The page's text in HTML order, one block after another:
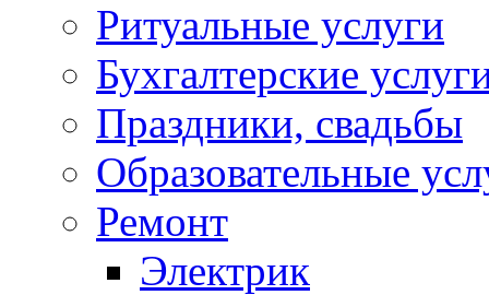
Ритуальные услуги
Бухгалтерские
Праздники, свадьбы
Образовательные
Ремонт
Электрик